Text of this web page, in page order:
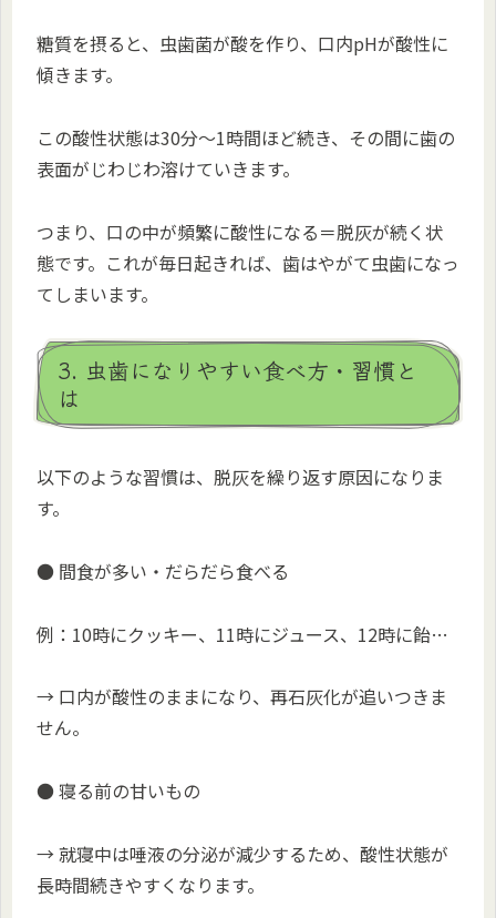
糖質を摂ると、虫歯菌が酸を作り、口内pHが酸性に
傾きます。
この酸性状態は30分～1時間ほど続き、その間に歯の
表面がじわじわ溶けていきます。
つまり、口の中が頻繁に酸性になる＝脱灰が続く状
態です。これが毎日起きれば、歯はやがて虫歯になっ
てしまいます。
3. 虫歯になりやすい食べ方・習慣と
は
以下のような習慣は、脱灰を繰り返す原因になりま
す。
● 間食が多い・だらだら食べる
例：10時にクッキー、11時にジュース、12時に飴…
→ 口内が酸性のままになり、再石灰化が追いつきま
せん。
● 寝る前の甘いもの
→ 就寝中は唾液の分泌が減少するため、酸性状態が
長時間続きやすくなります。